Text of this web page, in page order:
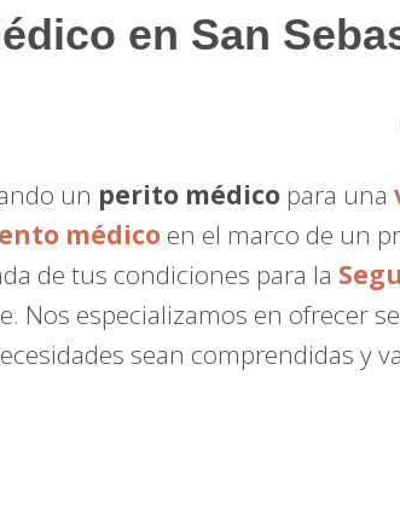
en San
un perito médico para una
médico en el marco de un
de tus condiciones para la
Nos especializamos en ofrecer
sean comprendidas y